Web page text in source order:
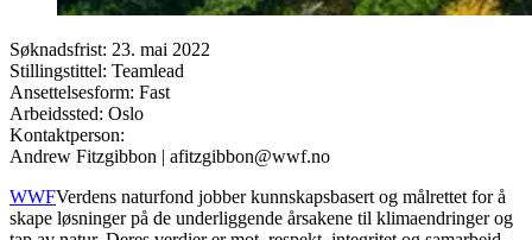
Søknadsfrist: 23. mai 2022
Stillingstittel: Teamlead
Ansettelsesform: Fast
Arbeidssted: Oslo
Kontaktperson:
Andrew Fitzgibbon | afitzgibbon@wwf.no
WWFVerdens naturfond jobber kunnskapsbasert og målrettet for å
skape løsninger på de underliggende årsakene til klimaendringer og